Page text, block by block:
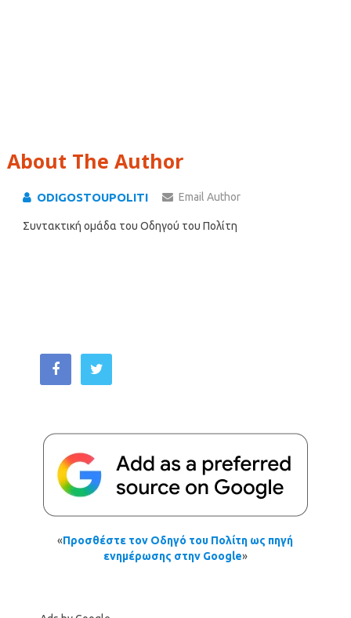
About The Author
ODIGOSTOUPOLITI Email Author
Συντακτική ομάδα του Οδηγού του Πολίτη
«Προσθέστε τον Οδηγό του Πολίτη ως πηγή
ενημέρωσης στην Google»